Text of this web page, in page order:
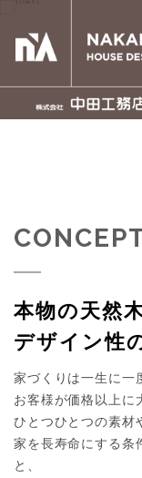
設計
本物の天然
デザイン性
家づくりは一生に一
お客様が価格以上に
ひとつひとつの素材
家を長寿命にする条
と、